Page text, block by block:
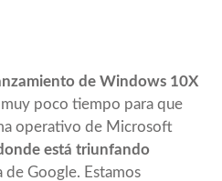
de Windows 10X
poco tiempo para que
operativo de Microsoft
está triunfando
de Google. Estamos